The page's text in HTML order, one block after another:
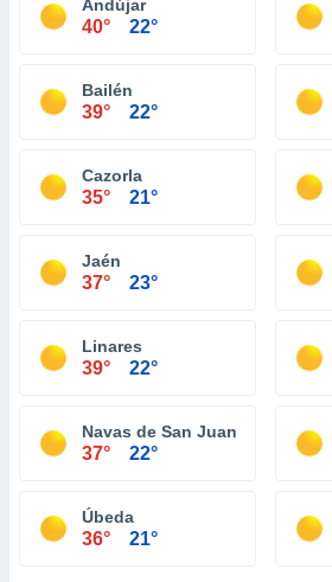
Andújar
40° 22°
Bailén
39° 22°
Cazorla
35° 21°
Jaén
37° 23°
Linares
39° 22°
Navas de San Juan
37° 22°
Úbeda
36° 21°